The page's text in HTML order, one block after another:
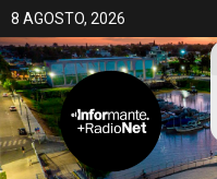
8 AGOSTO, 2026